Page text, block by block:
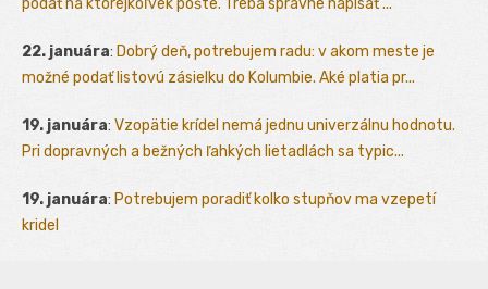
22. januára: Dobrý deň, potrebujem radu: v akom meste je
možné podať listovú zásielku do Kolumbie. Aké platia pr...
19. januára: Vzopätie krídel nemá jednu univerzálnu hodnotu.
Pri dopravných a bežných ľahkých lietadlách sa typic...
19. januára: Potrebujem poradiť kolko stupňov ma vzepetí
kridel